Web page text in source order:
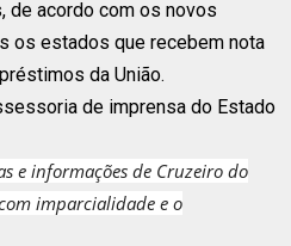
de acordo com os novos
os estados que recebem nota
da União.
de imprensa do Estado
e informações de Cruzeiro do
imparcialidade e o